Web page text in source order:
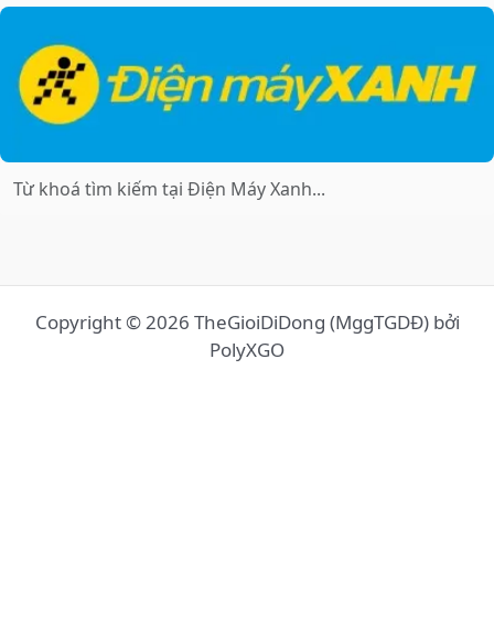
Copyright © 2026 TheGioiDiDong (MggTGDĐ) bởi
PolyXGO